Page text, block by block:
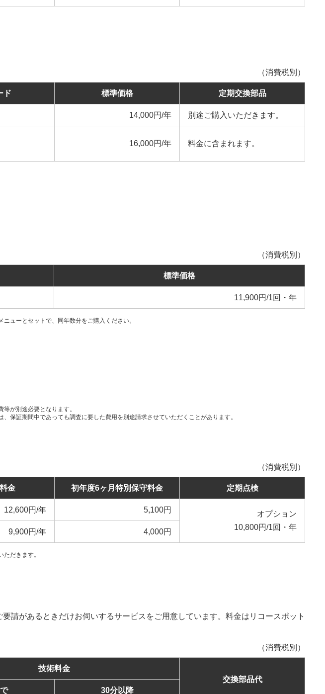
（消費税別）
ド 標準価格 定期交換部品
14,000円/年 別途ご購入いただきます。
16,000円/年 料金に含まれます。
（消費税別）
標準価格
11,900円/1回・年
ューとセットで、同年数分をご購入ください。
が別途必要となります。
保証期間中であっても調査に要した費用を別途請求させていただくことがあります。
（消費税別）
金 初年度6ヶ月特別保守料金 定期点検
12,600円/年 5,100円
オプション
10,800円/1回・年
9,900円/年 4,000円
だきます。
請があるときだけお伺いするサービスをご用意しています。料金はリコースポット
（消費税別）
技術料金
交換部品代
30分以降